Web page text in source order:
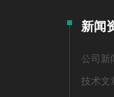
新闻
公司新
技术文